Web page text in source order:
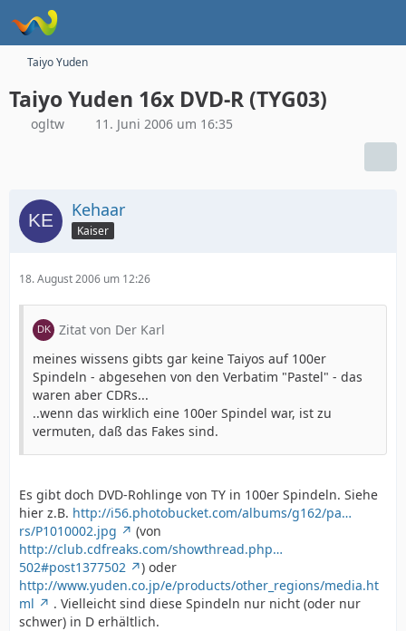
Taiyo Yuden
Taiyo Yuden 16x DVD-R (TYG03)
ogltw 11. Juni 2006 um 16:35
Kehaar
Kaiser
18. August 2006 um 12:26
Zitat von Der Karl
meines wissens gibts gar keine Taiyos auf 100er
Spindeln - abgesehen von den Verbatim "Pastel" - das
waren aber CDRs...
..wenn das wirklich eine 100er Spindel war, ist zu
vermuten, daß das Fakes sind.
Es gibt doch DVD-Rohlinge von TY in 100er Spindeln. Siehe
hier z.B. http://i56.photobucket.com/albums/g162/pa…
rs/P1010002.jpg
(von
http://club.cdfreaks.com/showthread.php…
502#post1377502
) oder
http://www.yuden.co.jp/e/products/other_regions/media.ht
ml
. Vielleicht sind diese Spindeln nur nicht (oder nur
schwer) in D erhältlich.